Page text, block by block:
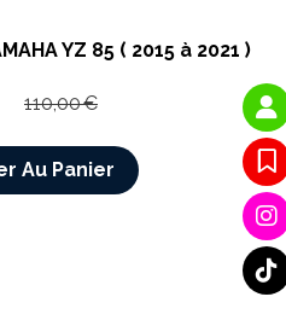
YZ 85 ( 2015 à 2021 )
110,00€
Au Panier